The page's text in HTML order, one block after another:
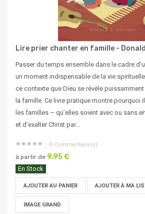
Lire prier chanter en famille -
Passer du temps ensemble dans le cadre
un moment indispensable de la vie
ce contexte que Dieu se révèle
la famille. Ce livre pratique montre pourquoi
les familles – qu’elles soient avec ou sans
et d’exalter Christ par...
0 Commentaire(s)
à partir de 9,95 €
En Stock
AJOUTER AU PANIER AJOUTER À MA
IMAGE GRAND